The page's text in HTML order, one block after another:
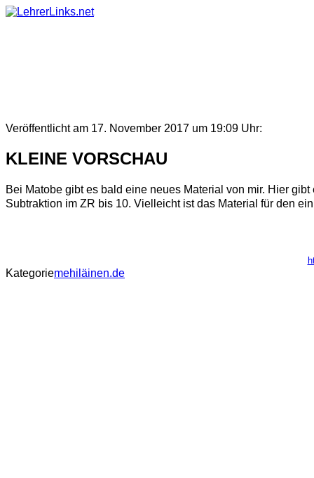
Skip
Veröffentlicht am 17. November 2017 um 19:09 Uhr:
KLEINE VORSCHAU
Bei Matobe gibt es bald eine neues Material von mir. Hier
Subtraktion im ZR bis 10. Vielleicht ist das Material für den
Kategoriemehiläinen.de